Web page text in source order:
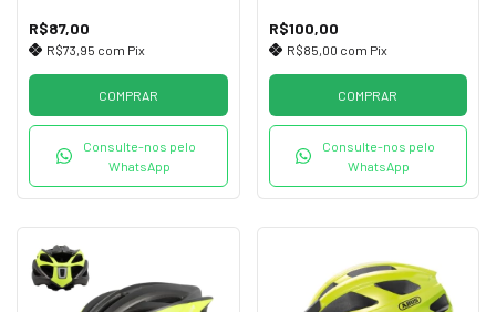
R$87,00
R$73,95 com Pix
COMPRAR
Consulte-nos pelo
WhatsApp
R$100,00
R$85,00 com Pix
COMPRAR
Consulte-nos pelo
WhatsApp